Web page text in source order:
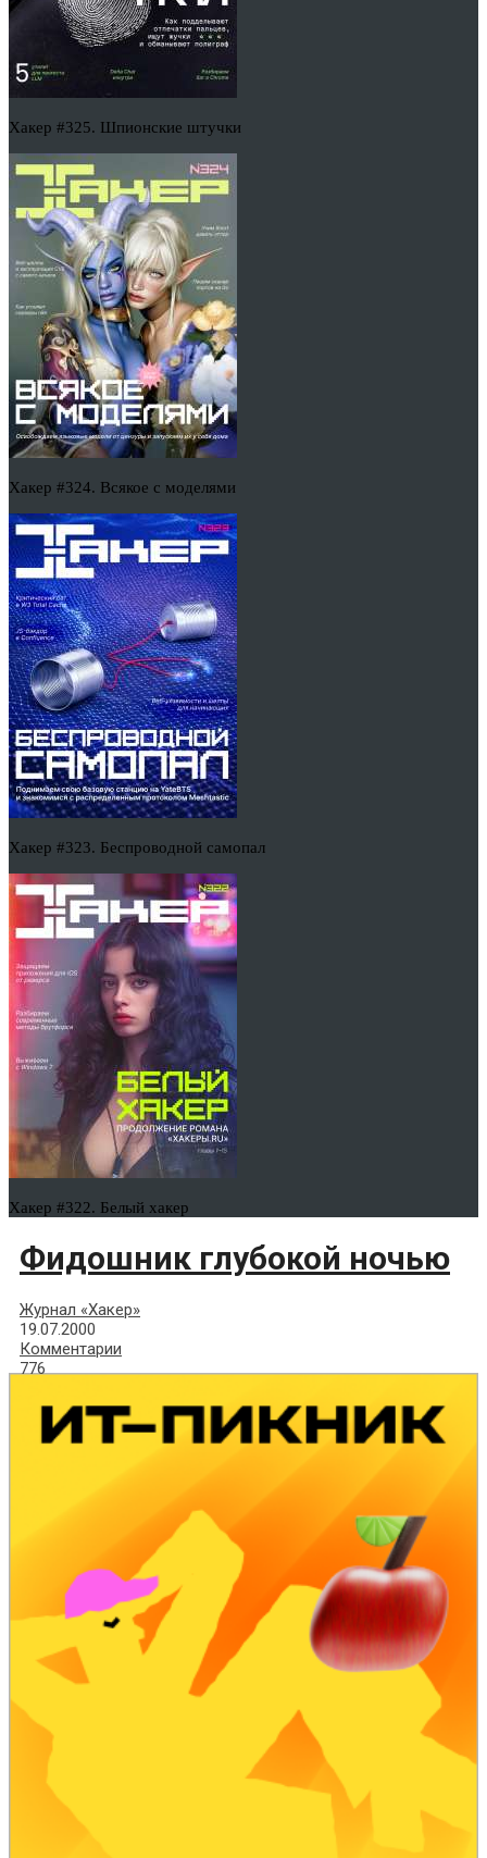
Хакер #325. Шпионские штучки
Хакер #324. Всякое с моделями
Хакер #323. Беспроводной самопал
Хакер #322. Белый хакер
Фидошник глубокой ночью
Журнал «Хакер»
19.07.2000
Комментарии
776